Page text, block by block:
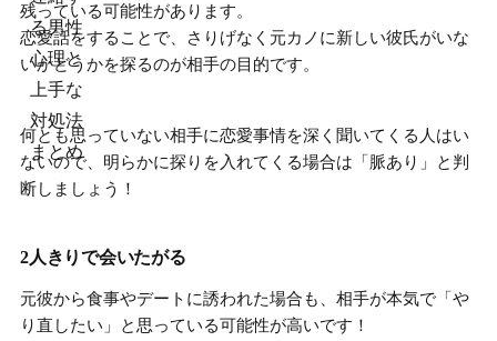
残っている可能性があります。
恋愛話をすることで、さりげなく元カノに新しい彼氏がいな
いかどうかを探るのが相手の目的です。
何とも思っていない相手に恋愛事情を深く聞いてくる人はい
ないので、明らかに探りを入れてくる場合は「脈あり」と判
断しましょう！
2人きりで会いたがる
元彼から食事やデートに誘われた場合も、 相手が本気で「や
り直したい」と思っている可能性が高いです！